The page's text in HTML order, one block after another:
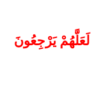
‎لَعَلَّهُمْ يَرْجِعُونَ